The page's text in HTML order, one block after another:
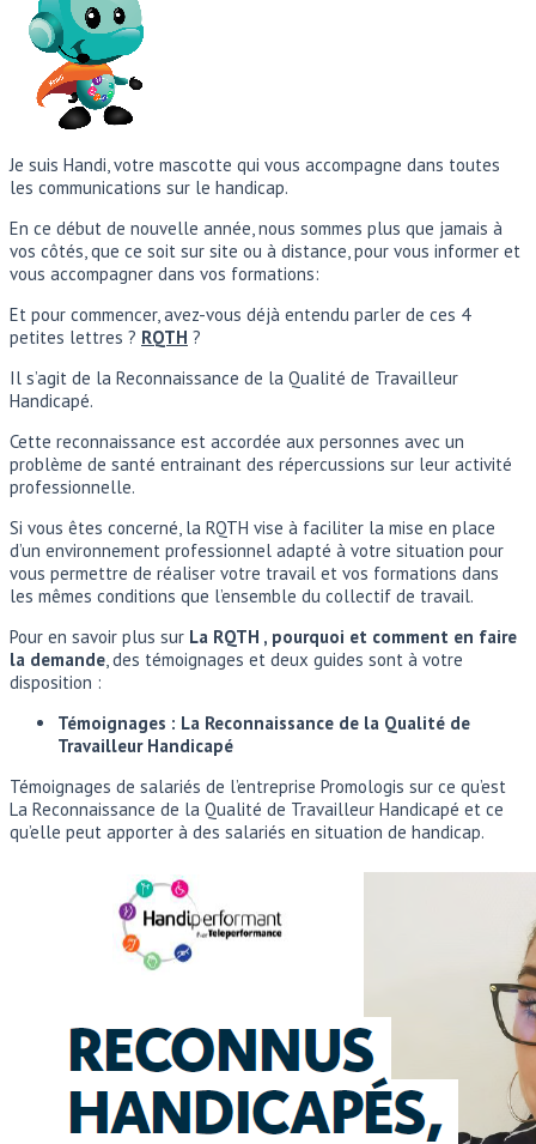
Je suis Handi, votre mascotte qui vous accompagne dans toutes
les communications sur le handicap.
En ce début de nouvelle année, nous sommes plus que jamais à
vos côtés, que ce soit sur site ou à distance, pour vous informer et
vous accompagner dans vos formations:
Et pour commencer, avez-vous déjà entendu parler de ces 4
petites lettres ? RQTH ?
Il s’agit de la Reconnaissance de la Qualité de Travailleur
Handicapé.
Cette reconnaissance est accordée aux personnes avec un
problème de santé entrainant des répercussions sur leur activité
professionnelle.
Si vous êtes concerné, la RQTH vise à faciliter la mise en place
d’un environnement professionnel adapté à votre situation pour
vous permettre de réaliser votre travail et vos formations dans
les mêmes conditions que l’ensemble du collectif de travail.
Pour en savoir plus sur La RQTH , pourquoi et comment en faire
la demande, des témoignages et deux guides sont à votre
disposition :
Témoignages : La Reconnaissance de la Qualité de
Travailleur Handicapé
Témoignages de salariés de l’entreprise Promologis sur ce qu’est
La Reconnaissance de la Qualité de Travailleur Handicapé et ce
qu’elle peut apporter à des salariés en situation de handicap.